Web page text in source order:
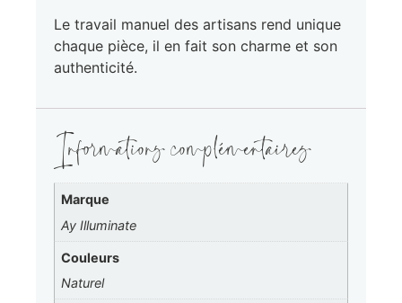
Le travail manuel des artisans rend unique
chaque pièce, il en fait son charme et son
authenticité.
Informations complémentaires
Marque
Ay Illuminate
Couleurs
Naturel